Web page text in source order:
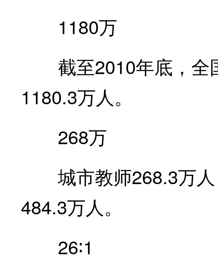
1180万
截至2010年底，全
1180.3万人。
268万
城市教师268.3万人
484.3万人。
26∶1